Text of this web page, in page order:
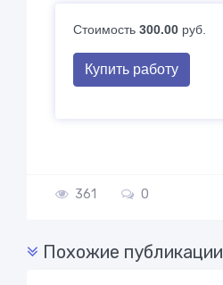
Стоимость 300.00 руб.
Купить работу
361 0
Похожие публикации